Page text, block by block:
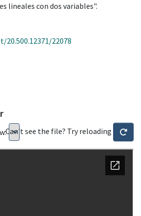
lineales con dos variables".
22078
Can't see the file? Try reloading